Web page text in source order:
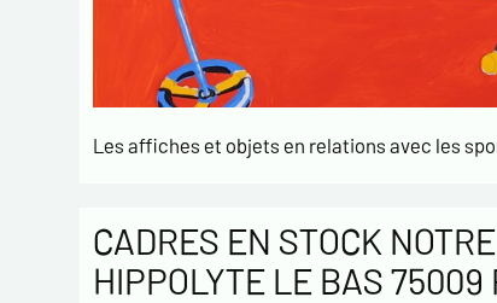
Les affiches et objets en relations avec les
CADRES EN STOCK
HIPPOLYTE LE BAS 75009